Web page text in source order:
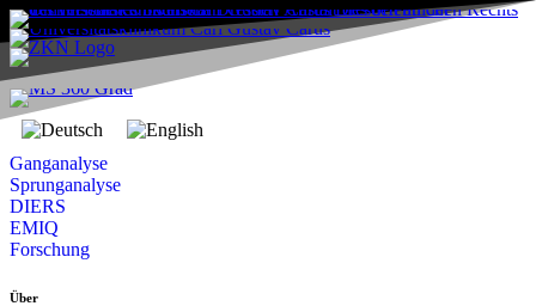
Ganganalyse
Sprunganalyse
DIERS
EMIQ
Forschung
Über